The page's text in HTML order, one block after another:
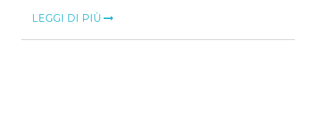
LEGGI DI PIÙ